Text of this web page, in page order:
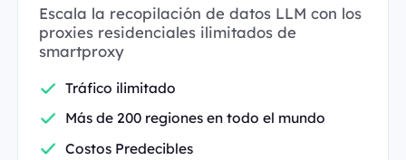
Escala la recopilación de datos LLM con los
proxies residenciales ilimitados de
smartproxy
Tráfico ilimitado
Más de 200 regiones en todo el mundo
Costos Predecibles